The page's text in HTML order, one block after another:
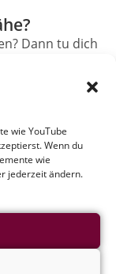
wie YouTube
Wenn du
wie
jederzeit ändern.
Dann tu dich
Gründen und